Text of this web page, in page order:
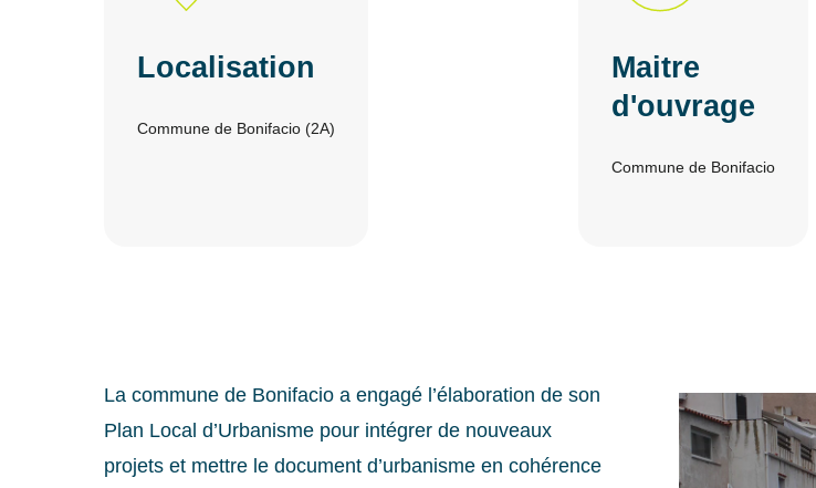
Localisation
Commune de Bonifacio (2A)
Maitre
d'ouvrage
Commune de Bonifacio
La commune de Bonifacio a engagé l’élaboration de son
Plan Local d’Urbanisme pour intégrer de nouveaux
projets et mettre le document d’urbanisme en cohérence